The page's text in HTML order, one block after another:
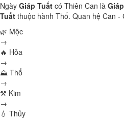
Ngày Giáp Tuất có Thiên Can là Giáp
Tuất thuộc hành Thổ. Quan hệ Can -
🌿 Mộc
→
🔥 Hỏa
→
⛰ Thổ
→
⚒ Kim
→
💧 Thủy